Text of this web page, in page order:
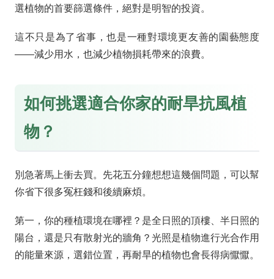
選植物的首要篩選條件，絕對是明智的投資。
這不只是為了省事，也是一種對環境更友善的園藝態度
——減少用水，也減少植物損耗帶來的浪費。
如何挑選適合你家的耐旱抗風植
物？
別急著馬上衝去買。先花五分鐘想想這幾個問題，可以幫
你省下很多冤枉錢和後續麻煩。
第一，你的種植環境在哪裡？是全日照的頂樓、半日照的
陽台，還是只有散射光的牆角？光照是植物進行光合作用
的能量來源，選錯位置，再耐旱的植物也會長得病懨懨。